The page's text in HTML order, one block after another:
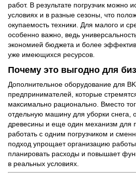
работ. В результате погрузчик можно
условиях и в разные сезоны, что
окупаемость техники. Для малого и
особенно важно, ведь
экономией бюджета и более
уже имеющихся ресурсов.
Почему это выгодно для
Дополнительное оборудование для
предпринимателей, которые
максимально рационально. Вместо
отдельную машину для уборки снега,
древесины и еще один механизм для
работать с одним погрузчиком и
подход упрощает организацию
планировать расходы и повышает
в реальных условиях.